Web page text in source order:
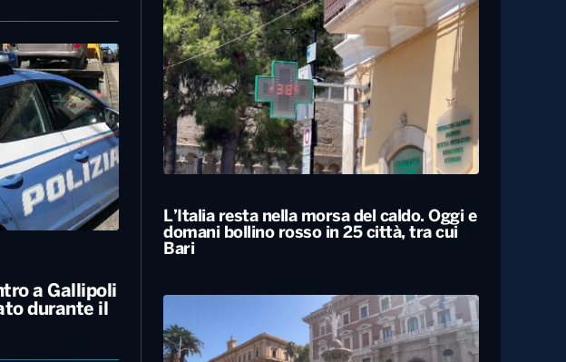
a Gallipoli
durante il
L’Italia resta nella morsa del caldo. Oggi e
domani bollino rosso in 25 città, tra cui
Bari